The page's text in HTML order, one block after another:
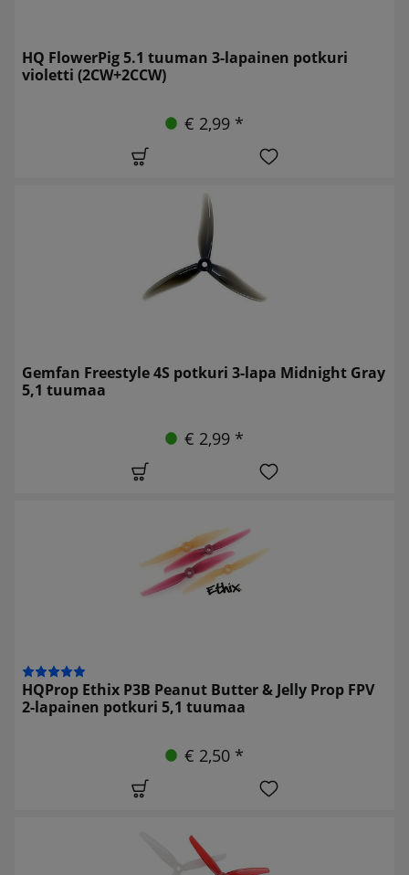
HQ FlowerPig 5.1 tuuman 3-lapainen potkuri
violetti (2CW+2CCW)
€ 2,99 *
Gemfan Freestyle 4S potkuri 3-lapa Midnight Gray
5,1 tuumaa
€ 2,99 *
HQProp Ethix P3B Peanut Butter & Jelly Prop FPV
2-lapainen potkuri 5,1 tuumaa
€ 2,50 *